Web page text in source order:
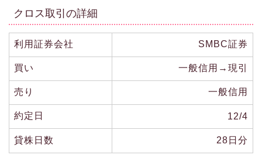
クロス取引の詳細
利用証券会社 SMBC証券
買い 一般信用→現引
売り 一般信用
約定日 12/4
貸株日数 28日分